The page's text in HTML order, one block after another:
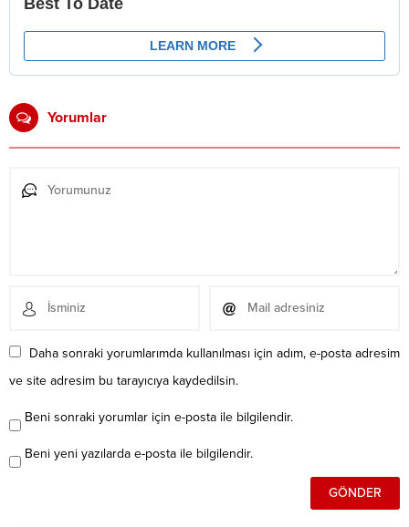
Yorumlar
Daha sonraki yorumlarımda kullanılması için adım, e-posta adresim
ve site adresim bu tarayıcıya kaydedilsin.
Beni sonraki yorumlar için e-posta ile bilgilendir.
Beni yeni yazılarda e-posta ile bilgilendir.